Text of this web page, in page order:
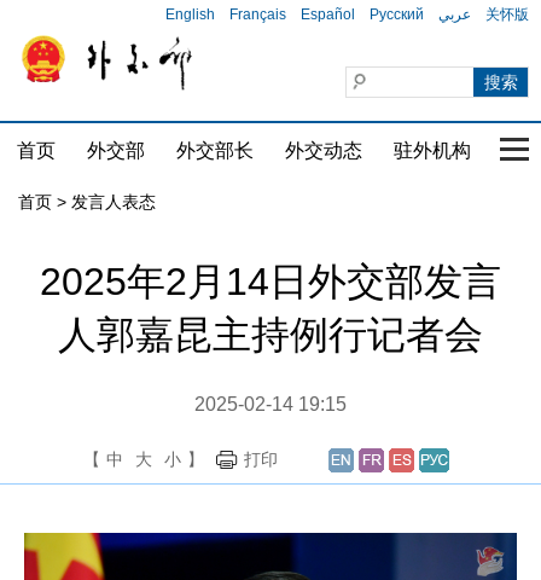
English Français Español Русский عربي 关怀版
首页 外交部 外交部长 外交动态 驻外机构 国
首页 > 发言人表态
2025年2月14日外交部发言
人郭嘉昆主持例行记者会
2025-02-14 19:15
【 中 大 小 】 打印